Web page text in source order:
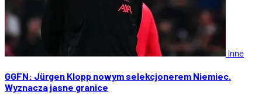
Inne
GGFN: Jürgen Klopp nowym selekcjonerem Niemiec.
Wyznacza jasne granice